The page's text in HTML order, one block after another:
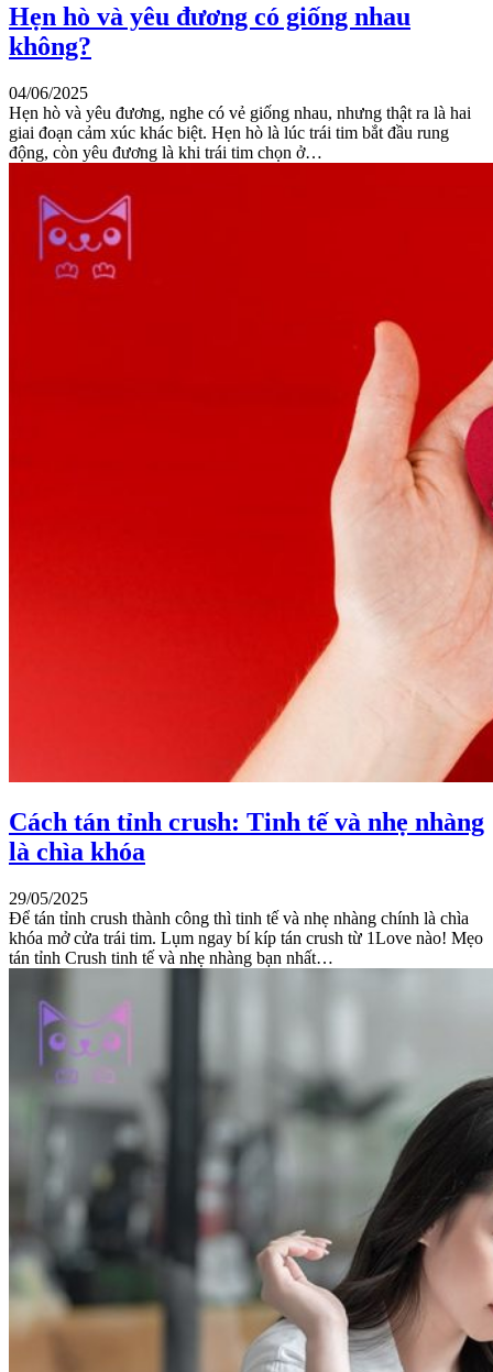
Hẹn hò và yêu đương có giống nhau
không?
04/06/2025
Hẹn hò và yêu đương, nghe có vẻ giống nhau, nhưng thật ra là hai
giai đoạn cảm xúc khác biệt. Hẹn hò là lúc trái tim bắt đầu rung
động, còn yêu đương là khi trái tim chọn ở…
Cách tán tỉnh crush: Tinh tế và nhẹ nhàng
là chìa khóa
29/05/2025
Để tán tỉnh crush thành công thì tinh tế và nhẹ nhàng chính là chìa
khóa mở cửa trái tim. Lụm ngay bí kíp tán crush từ 1Love nào! Mẹo
tán tỉnh Crush tinh tế và nhẹ nhàng bạn nhất…